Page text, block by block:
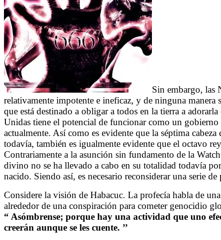
Sin embargo, las
relativamente impotente e ineficaz, y de ninguna
que está destinado a obligar a todos en la tierra a
Unidas tiene el potencial de funcionar como un
actualmente. Así como es evidente que la séptima
todavía, también es igualmente evidente que el octavo
Contrariamente a la asunción sin fundamento de la
divino no se ha llevado a cabo en su totalidad todavía
nacido. Siendo así, es necesario reconsiderar una serie de
Considere la visión de Habacuc. La profecía habla de
alrededor de una conspiración para cometer genocidio
“ Asómbrense; porque hay una actividad que uno
creerán aunque se les cuente. ’’